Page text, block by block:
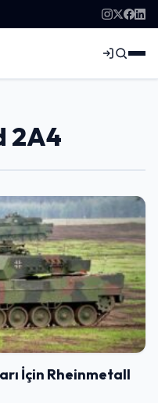
2A4
İçin Rheinmetall